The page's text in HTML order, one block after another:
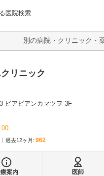
医院検索
リニック
ビアビアンカマツヲ 3F
過去12ヶ月: 962
案内 医師